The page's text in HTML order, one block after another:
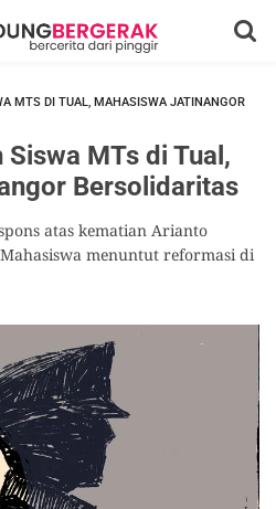
MTS DI TUAL, MAHASISWA JATINANGOR
MTs di Tual,
Bersolidaritas
atas kematian Arianto
menuntut reformasi di